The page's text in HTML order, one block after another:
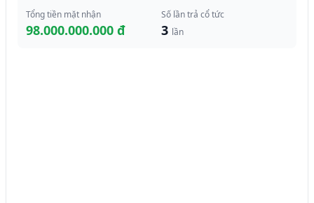
Tổng tiền mặt nhận
98.000.000.000 đ
Số lần trả cổ tức
3 lần